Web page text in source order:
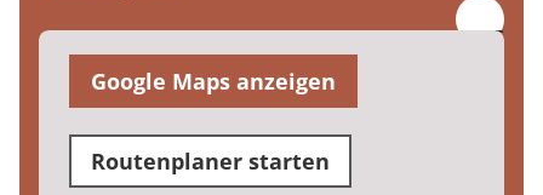
Google Maps anzeigen
Routenplaner starten